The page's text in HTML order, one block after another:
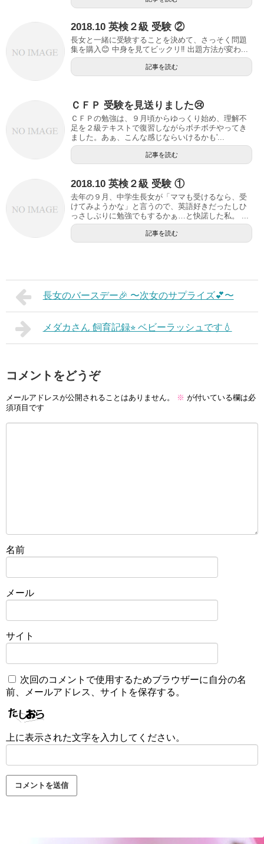
2018.10 英検２級 受験 ②
長女と一緒に受験することを決めて、さっそく問題
集を購入😊 中身を見てビックリ‼️ 出題方法が変わ...
記事を読む
ＣＦＰ 受験を見送りました😢
ＣＦＰの勉強は、９月頃からゆっくり始め、理解不
足を２級テキストで復習しながらボチボチやってき
ました。あぁ、こんな感じならいけるかも'...
記事を読む
2018.10 英検２級 受験 ①
去年の９月、中学生長女が「ママも受けるなら、受
けてみようかな」と言うので、英語好きだったしひ
っさしぶりに勉強でもするかぁ…と快諾した私。 ...
記事を読む
長女のバースデー🎉 〜次女のサプライズ💕〜
メダカさん 飼育記録⭐︎ ベビーラッシュです💧
コメントをどうぞ
メールアドレスが公開されることはありません。 ※ が付いている欄は必
須項目です
名前
メール
サイト
次回のコメントで使用するためブラウザーに自分の名
前、メールアドレス、サイトを保存する。
上に表示された文字を入力してください。